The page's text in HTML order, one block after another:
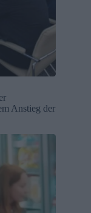
Anstieg der